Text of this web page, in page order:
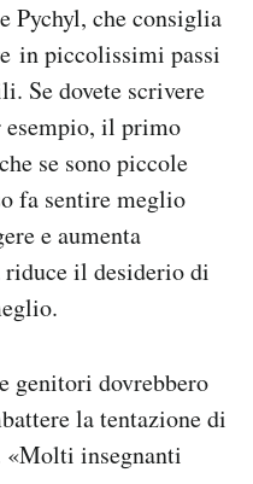
Pychyl, che consiglia
in piccolissimi passi
Se dovete scrivere
esempio, il primo
se sono piccole
fa sentire meglio
e aumenta
riduce il desiderio di
genitori dovrebbero
la tentazione di
«Molti insegnanti